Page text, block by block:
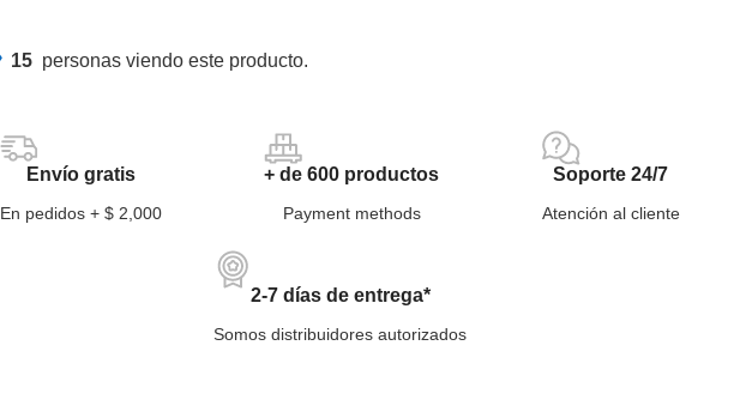
15 personas viendo este producto.
Envío gratis
En pedidos + $ 2,000
+ de 600 productos
Payment methods
Soporte 24/7
Atención al cliente
2-7 días de entrega*
Somos distribuidores autorizados